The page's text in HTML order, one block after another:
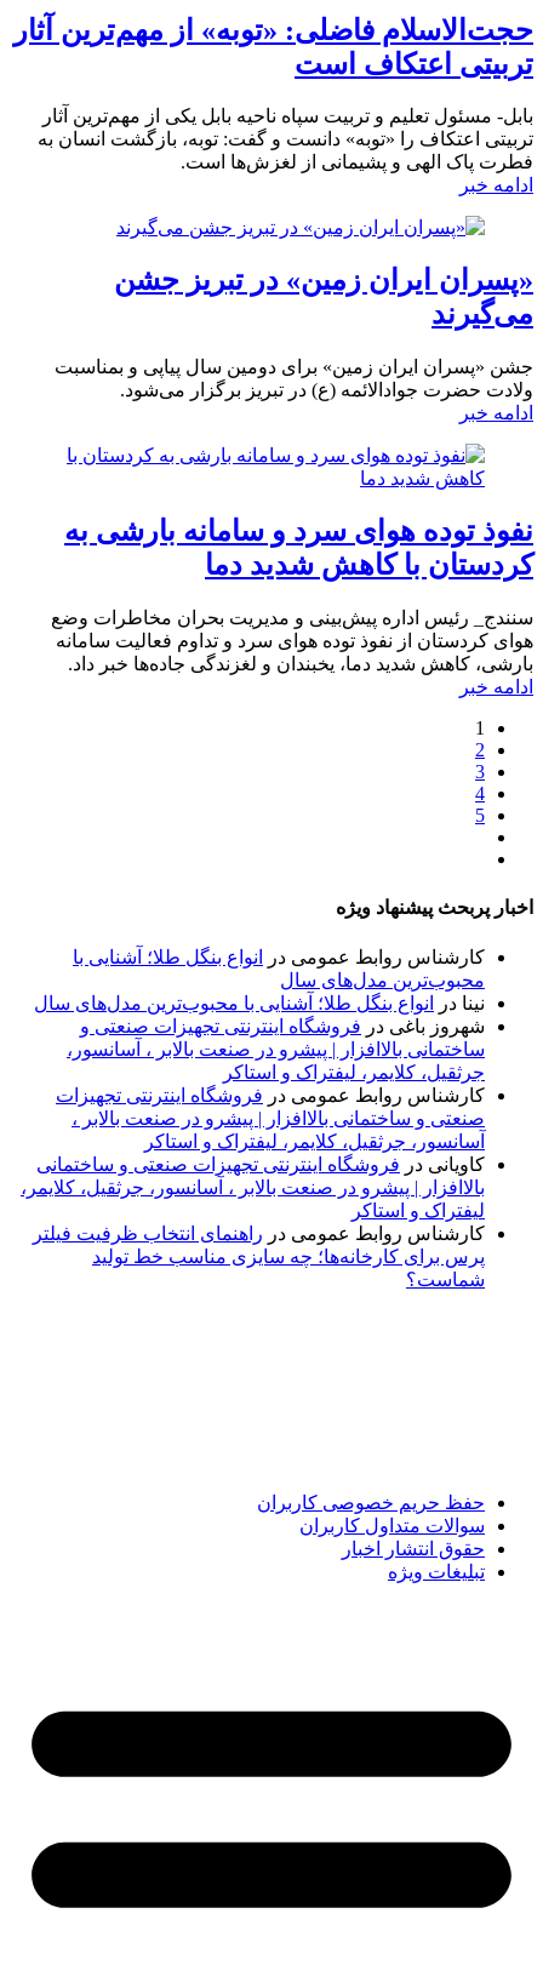
حجت‌الاسلام فاضلی: «توبه» از مهم‌ترین آثار
تربیتی اعتکاف است
بابل- مسئول تعلیم و تربیت سپاه ناحیه بابل یکی از مهم‌ترین آثار
تربیتی اعتکاف را «توبه» دانست و گفت: توبه، بازگشت انسان به
فطرت پاک الهی و پشیمانی از لغزش‌ها است.
ادامه خبر
«پسران ایران زمین» در تبریز جشن
می‌گیرند
جشن «پسران ایران زمین» برای دومین سال پیاپی و بمناسبت
ولادت حضرت جوادالائمه (ع) در تبریز برگزار می‌شود.
ادامه خبر
نفوذ توده هوای سرد و سامانه بارشی به
کردستان با کاهش شدید دما
سنندج_ رئیس اداره پیش‌بینی و مدیریت بحران مخاطرات وضع
هوای کردستان از نفوذ توده هوای سرد و تداوم فعالیت سامانه
بارشی، کاهش شدید دما، یخبندان و لغزندگی جاده‌ها خبر داد.
ادامه خبر
1
2
3
4
5
اخبار پربحث پیشنهاد ویژه
کارشناس روابط عمومی در
انواع بنگل طلا؛ آشنایی با
محبوب‌ترین مدل‌های سال
نینا در
انواع بنگل طلا؛ آشنایی با محبوب‌ترین مدل‌های سال
شهروز باغی در فروشگاه اینترنتی تجهیزات صنعتی و
ساختمانی بالاافزار | پیشرو در صنعت بالابر ، آسانسور،
جرثقیل، کلایمر، لیفتراک و استاکر
کارشناس روابط عمومی در فروشگاه اینترنتی تجهیزات
صنعتی و ساختمانی بالاافزار | پیشرو در صنعت بالابر ،
آسانسور، جرثقیل، کلایمر، لیفتراک و استاکر
کاویانی در فروشگاه اینترنتی تجهیزات صنعتی و ساختمانی
بالاافزار | پیشرو در صنعت بالابر ، آسانسور، جرثقیل، کلایمر،
لیفتراک و استاکر
کارشناس روابط عمومی در راهنمای انتخاب ظرفیت فیلتر
پرس برای کارخانه‌ها؛ چه سایزی مناسب خط تولید
شماست؟
حفظ حریم خصوصی کاربران
سوالات متداول کاربران
حقوق انتشار اخبار
تبلیغات ویژه